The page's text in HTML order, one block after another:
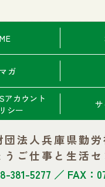
ガ
アカウント
シー
団法人兵庫県勤
うご仕事と生活セ
381-5277 ／ FAX：